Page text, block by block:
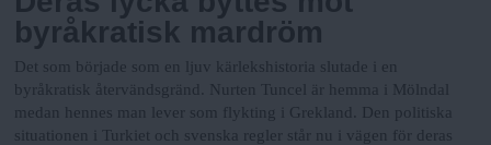
byråkratisk mardröm
Det som började som en ljuv kärlekshistoria slutade i en
byråkratisk återvändsgränd. Nurten Tuncel är hemma i Mölndal
medan hennes man lever som flykting i Grekland. Den politiska
situationen i Turkiet och svenska regler står nu i vägen för deras